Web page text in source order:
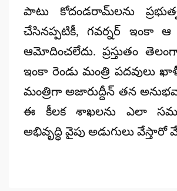
పాటు కోదండరామ్‌లను
చేసినప్పటికీ, గవర్నర్ ఇంకా
ఆమోదించలేదు. ప్రస్తుతం
ఇంకా రెండు మంత్రి పదవులు
మంత్రిగా అజారుద్దీన్ తన
ఈ కీలక శాఖలను ఎలా
అభివృద్ధి వైపు అడుగులు